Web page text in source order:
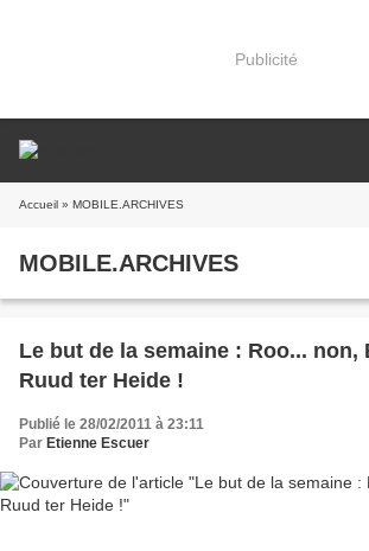
Publicité
Accueil » MOBILE.ARCHIVES
MOBILE.ARCHIVES
Le but de la semaine : Roo... non,
Ruud ter Heide !
Publié le 28/02/2011 à 23:11
Par Etienne Escuer